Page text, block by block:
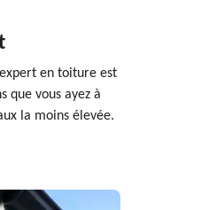
en toiture est
que vous ayez à
la moins élevée.